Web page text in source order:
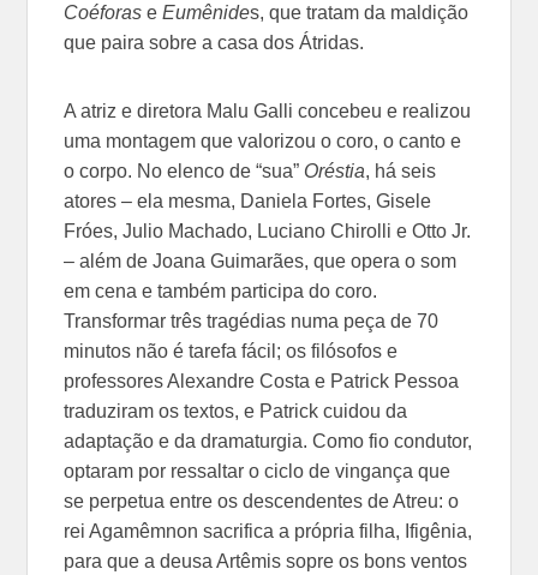
Coéforas eEumênides, que tratam da maldição
que paira sobre a casa dos Átridas.
A atriz e diretora Malu Galli concebeu e realizou
uma montagem que valorizou o coro, o canto e
o corpo. No elenco de “sua” Oréstia, há seis
atores – ela mesma, Daniela Fortes, Gisele
Fróes, Julio Machado, Luciano Chirolli e Otto Jr.
– além de Joana Guimarães, que opera o som
em cena e também participa do coro.
Transformar três tragédias numa peça de 70
minutos não é tarefa fácil; os filósofos e
professores Alexandre Costa e Patrick Pessoa
traduziram os textos, e Patrick cuidou da
adaptação e da dramaturgia. Como fio condutor,
optaram por ressaltar o ciclo de vingança que
se perpetua entre os descendentes de Atreu: o
rei Agamêmnon sacrifica a própria filha, Ifigênia,
para que a deusa Artêmis sopre os bons ventos